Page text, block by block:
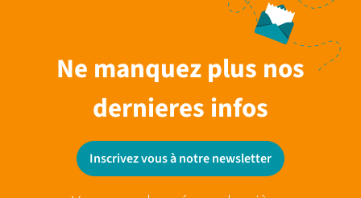
Ne manquez plus nos
dernieres infos
Inscrivez vous à notre newsletter